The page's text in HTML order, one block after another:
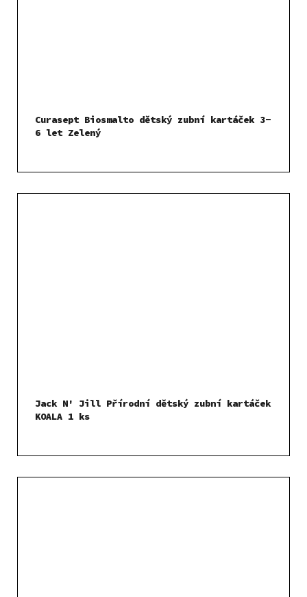
Curasept Biosmalto dětský zubní kartáček 3-
6 let Zelený
Jack N' Jill Přírodní dětský zubní kartáček
KOALA 1 ks